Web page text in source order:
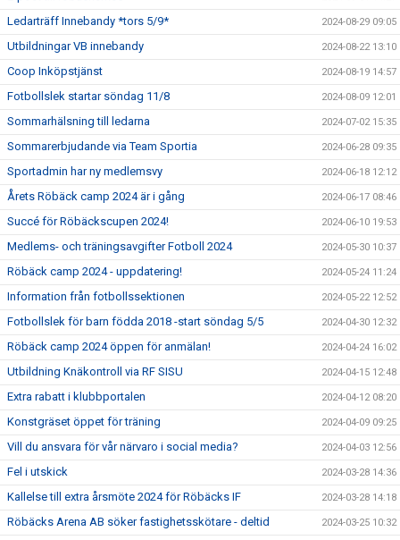
Ledarträff Innebandy *tors 5/9* 2024-08-29 09:05
Utbildningar VB innebandy 2024-08-22 13:10
Coop Inköpstjänst 2024-08-19 14:57
Fotbollslek startar söndag 11/8 2024-08-09 12:01
Sommarhälsning till ledarna 2024-07-02 15:35
Sommarerbjudande via Team Sportia 2024-06-28 09:35
Sportadmin har ny medlemsvy 2024-06-18 12:12
Årets Röbäck camp 2024 är i gång 2024-06-17 08:46
Succé för Röbäckscupen 2024! 2024-06-10 19:53
Medlems- och träningsavgifter Fotboll 2024 2024-05-30 10:37
Röbäck camp 2024 - uppdatering! 2024-05-24 11:24
Information från fotbollssektionen 2024-05-22 12:52
Fotbollslek för barn födda 2018 -start söndag 5/5 2024-04-30 12:32
Röbäck camp 2024 öppen för anmälan! 2024-04-24 16:02
Utbildning Knäkontroll via RF SISU 2024-04-15 12:48
Extra rabatt i klubbportalen 2024-04-12 08:20
Konstgräset öppet för träning 2024-04-09 09:25
Vill du ansvara för vår närvaro i social media? 2024-04-03 12:56
Fel i utskick 2024-03-28 14:36
Kallelse till extra årsmöte 2024 för Röbäcks IF 2024-03-28 14:18
Röbäcks Arena AB söker fastighetsskötare - deltid 2024-03-25 10:32